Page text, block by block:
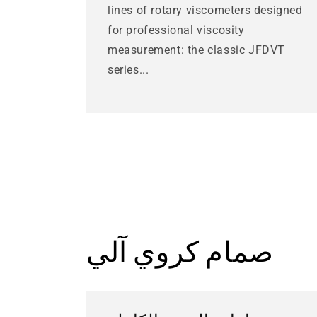
lines of rotary viscometers designed
for professional viscosity
measurement: the classic JFDVT
series...
صمام كروي آلي